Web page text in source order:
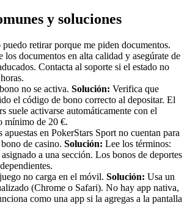
y soluciones
puedo retirar porque me piden documentos.
los documentos en alta calidad y asegúrate de
Contacta al soporte si el estado no
no se activa. Solución: Verifica que
el código de bono correcto al depositar. El
suele activarse automáticamente con el
mínimo de 20 €.
apuestas en PokerStars Sport no cuentan para
de casino. Solución: Lee los términos:
a una sección. Los bonos de deportes
no carga en el móvil. Solución: Usa un
(Chrome o Safari). No hay app nativa,
como una app si la agregas a la pantalla